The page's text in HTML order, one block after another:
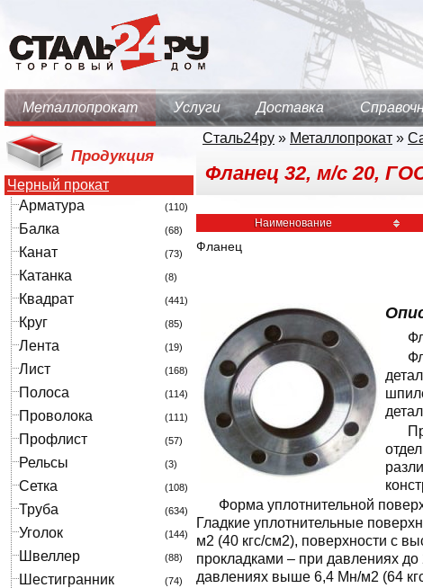
Металлопрокат Услуги Доставка
Продукция
Черный прокат
Арматура
(110)
Балка (68)
Канат (73)
Катанка (8)
Квадрат (441)
Круг (85)
Лента (19)
Лист (168)
Полоса (114)
Проволока (111)
Профлист (57)
Рельсы (3)
Сетка (108)
Труба (634)
Уголок (144)
Швеллер (88)
Шестигранник (74)
Сталь24ру » Металлопрокат »
Фланец 32, м/с 20,
Наименование
Фланец
Форма уплотнительной
Гладкие уплотнительные
м2 (40 кгс/см2), поверхности с
прокладками – при давлениях
давлениях выше 6,4 Мн/м2 (64